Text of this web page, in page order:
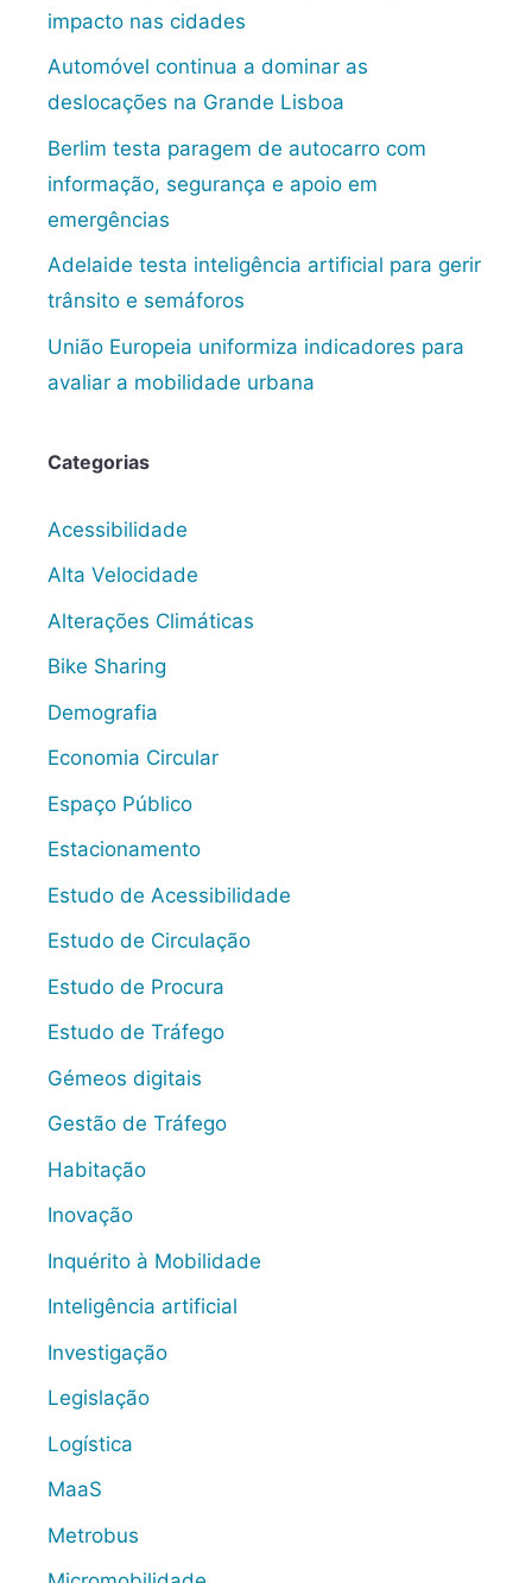
impacto nas cidades
Automóvel continua a dominar as
deslocações na Grande Lisboa
Berlim testa paragem de autocarro com
informação, segurança e apoio em
emergências
Adelaide testa inteligência artificial para gerir
trânsito e semáforos
União Europeia uniformiza indicadores para
avaliar a mobilidade urbana
Categorias
Acessibilidade
Alta Velocidade
Alterações Climáticas
Bike Sharing
Demografia
Economia Circular
Espaço Público
Estacionamento
Estudo de Acessibilidade
Estudo de Circulação
Estudo de Procura
Estudo de Tráfego
Gémeos digitais
Gestão de Tráfego
Habitação
Inovação
Inquérito à Mobilidade
Inteligência artificial
Investigação
Legislação
Logística
MaaS
Metrobus